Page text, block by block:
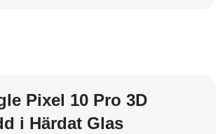
Pixel 10 Pro 3D
i Härdat Glas